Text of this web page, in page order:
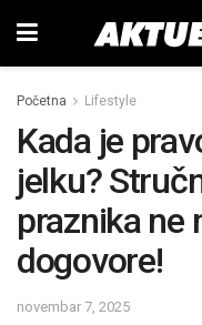
Početna Lifestyle
Kada je
jelku?
praznika ne
dogovore!
novembar 7, 2025